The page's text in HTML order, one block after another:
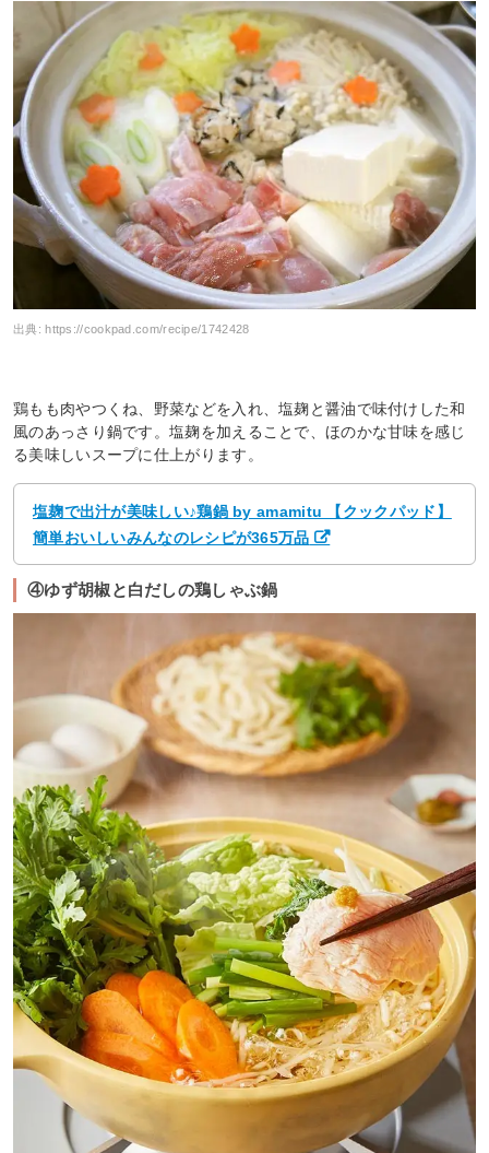
出典:https://cookpad.com/recipe/1742428
鶏もも肉やつくね、野菜などを入れ、塩麹と醤油で味付けした和
風のあっさり鍋です。塩麹を加えることで、ほのかな甘味を感じ
る美味しいスープに仕上がります。
塩麹で出汁が美味しい♪鶏鍋 by amamitu 【クックパッド】
簡単おいしいみんなのレシピが365万品
④ゆず胡椒と白だしの鶏しゃぶ鍋